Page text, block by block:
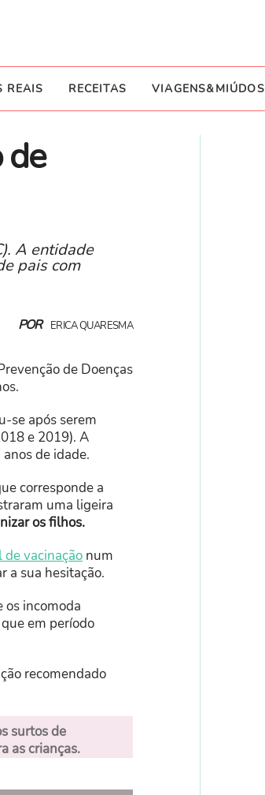
REAIS RECEITAS VIAGENS&MIÚDOS
de
A entidade
pais com
POR ERICA QUARESMA
de Doenças
se após serem
e 2019). A
de idade.
corresponde a
uma ligeira
os filhos.
vacinação num
a sua hesitação.
os incomoda
em período
recomendado
surtos de
as crianças.